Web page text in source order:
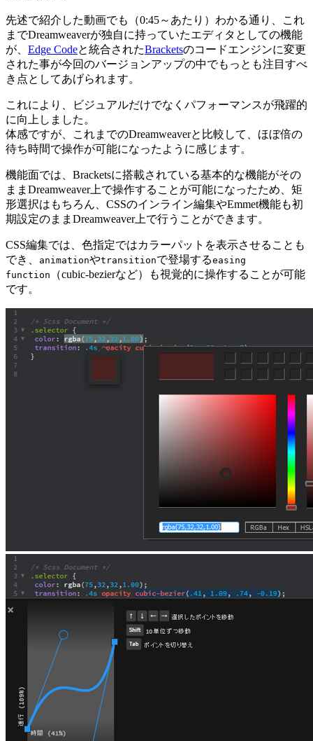
先述で紹介した動画でも（0:45～あたり）わかる通り、これ
までDreamweaverが独自に持っていたエディタとしての機能
が、 Edge Codeと統合されたBracketsのコードエンジンに変更
された事が今回のバージョンアップの中でもっとも注目すべ
き点としてあげられます。
これにより、ビジュアルだけでなくパフォーマンスが飛躍的
に向上しました。
体感ですが、これまでのDreamweaverと比較して、ほぼ倍の
待ち時間で操作が可能になったように感じます。
機能面では、Bracketsに搭載されている基本的な機能がその
ままDreamweaver上で操作することが可能になったため、矩
形選択はもちろん、CSSのインライン編集やEmmet機能も初
期設定のままDreamweaver上で行うことができます。
CSS編集では、色指定ではカラーパットを表示させることも
でき、
animationやtransitionで登場するeasing
function
（cubic-bezierなど）も視覚的に操作することが可能
です。